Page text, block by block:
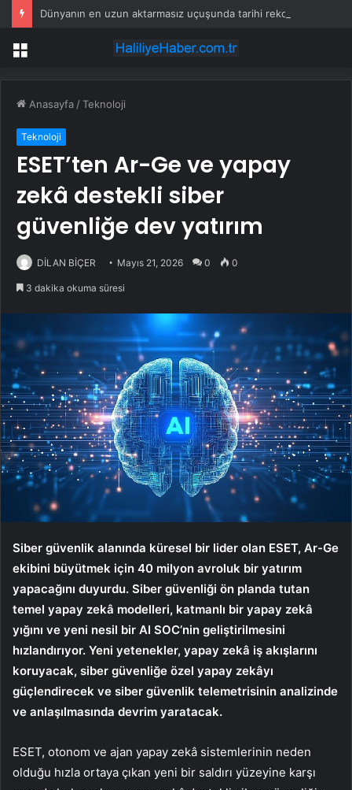
Menü
Anasayfa /Teknoloji
Teknoloji
ESET’ten Ar-Ge ve yapay
zekâ destekli siber
güvenliğe dev yatırım
DİLAN BİÇER Mayıs 21, 2026 0 0
3 dakika okuma süresi
Siber güvenlik alanında küresel bir lider olan ESET, Ar-Ge
ekibini büyütmek için 40 milyon avroluk bir yatırım
yapacağını duyurdu. Siber güvenliği ön planda tutan
temel yapay zekâ modelleri, katmanlı bir yapay zekâ
yığını ve yeni nesil bir AI SOC’nin geliştirilmesini
hızlandırıyor. Yeni yetenekler, yapay zekâ iş akışlarını
koruyacak, siber güvenliğe özel yapay zekâyı
güçlendirecek ve siber güvenlik telemetrisinin analizinde
ve anlaşılmasında devrim yaratacak.
ESET, otonom ve ajan yapay zekâ sistemlerinin neden
olduğu hızla ortaya çıkan yeni bir saldırı yüzeyine karşı